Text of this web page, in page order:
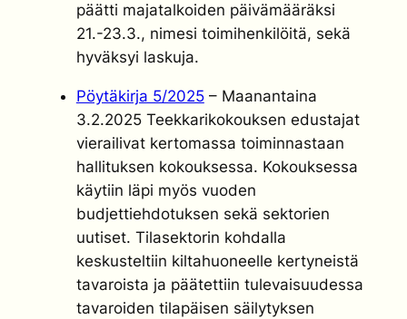
päätti majatalkoiden päivämääräksi
21.-23.3., nimesi toimihenkilöitä, sekä
hyväksyi laskuja.
Pöytäkirja 5/2025– Maanantaina
3.2.2025 Teekkarikokouksen edustajat
vierailivat kertomassa toiminnastaan
hallituksen kokouksessa. Kokouksessa
käytiin läpi myös vuoden
budjettiehdotuksen sekä sektorien
uutiset. Tilasektorin kohdalla
keskusteltiin kiltahuoneelle kertyneistä
tavaroista ja päätettiin tulevaisuudessa
tavaroiden tilapäisen säilytyksen